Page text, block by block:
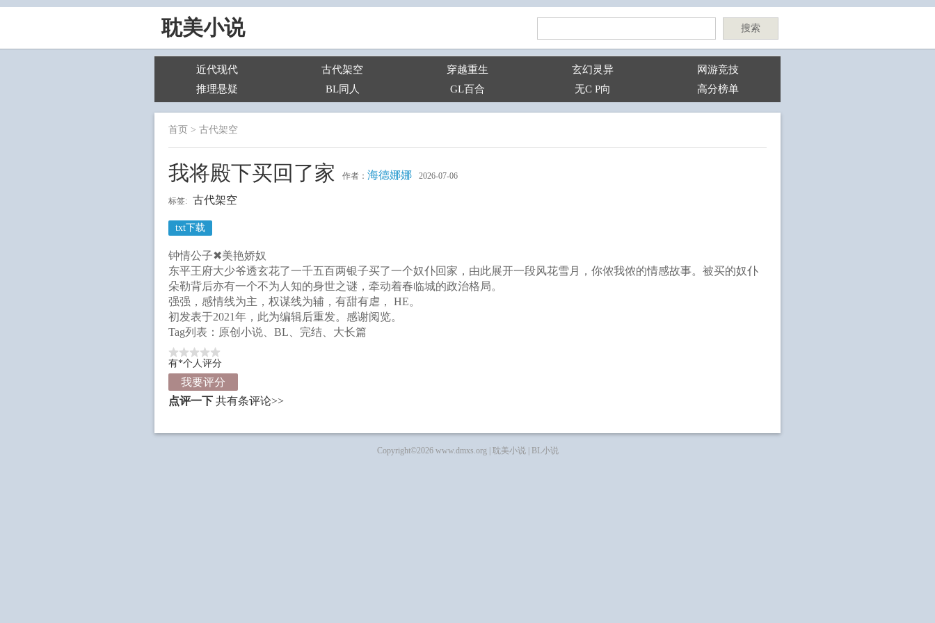
耽美小说 搜索
近代现代 古代架空 穿越重生 玄幻灵异
网游竞技
推理悬疑
BL同人 GL百合 无C P向 高分榜单
首页 > 古代架空
我将殿下买回了家 作者： 海德娜娜 2026-07-06
标签: 古代架空
txt下载
钟情公子✖美艳娇奴
东平王府大少爷透玄花了一千五百两银子买了一个奴仆回家，由此展开一段风花雪月，你侬我侬的情感故事。被买的奴仆
朵勒背后亦有一个不为人知的身世之谜，牵动着春临城的政治格局。
强强，感情线为主，权谋线为辅，有甜有虐， HE。
初发表于2021年，此为编辑后重发。感谢阅览。
Tag列表：原创小说、BL、完结、大长篇
有*个人评分
我要评分
点评一下 共有条评论>>
Copyright©2026 www.dmxs.org | 耽美小说| BL小说